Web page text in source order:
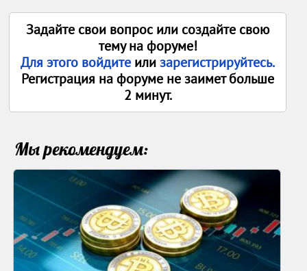
Задайте свои вопрос или создайте свою
тему на форуме!
Для этого войдите илизарегистрируйтесь.
Регистрация на форуме не заимет больше
2 минут.
Мы рекомендуем: